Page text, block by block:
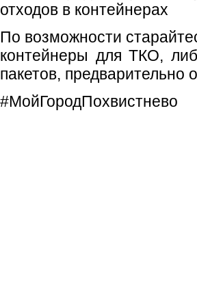
отходов в контейнерах
По возможности
контейнеры для ТКО,
пакетов, предварительно
#МойГородПохвистнево